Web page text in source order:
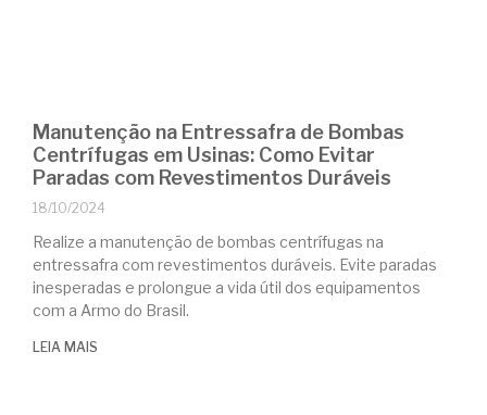
Manutenção na Entressafra de Bombas
Centrífugas em Usinas: Como Evitar
Paradas com Revestimentos Duráveis
18/10/2024
Realize a manutenção de bombas centrífugas na
entressafra com revestimentos duráveis. Evite paradas
inesperadas e prolongue a vida útil dos equipamentos
com a Armo do Brasil.
LEIA MAIS